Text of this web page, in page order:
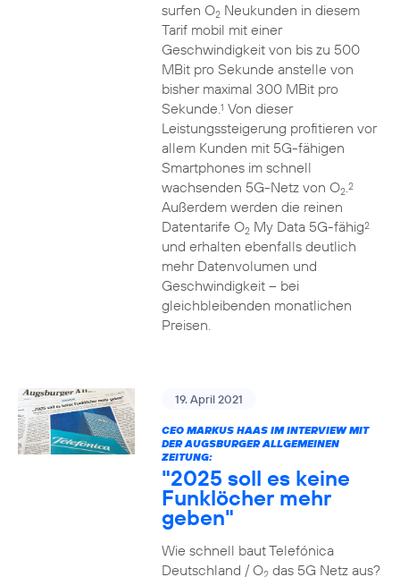
surfen O2Neukunden in diesem
Tarif mobil mit einer
Geschwindigkeit von bis zu 500
MBit pro Sekunde anstelle von
bisher maximal 300 MBit pro
Sekunde.1 Von dieser
Leistungssteigerung profitieren vor
allem Kunden mit 5G-fähigen
Smartphones im schnell
wachsenden 5G-Netz von O2.2
Außerdem werden die reinen
Datentarife O2My Data 5G-fähig2
und erhalten ebenfalls deutlich
mehr Datenvolumen und
Geschwindigkeit – bei
gleichbleibenden monatlichen
Preisen.
19. April 2021
CEO MARKUS HAAS IM INTERVIEW MIT
DER AUGSBURGER ALLGEMEINEN
ZEITUNG:
"2025 soll es keine
Funklöcher mehr
geben"
Wie schnell baut Telefónica
Deutschland / O2das 5G Netz aus?